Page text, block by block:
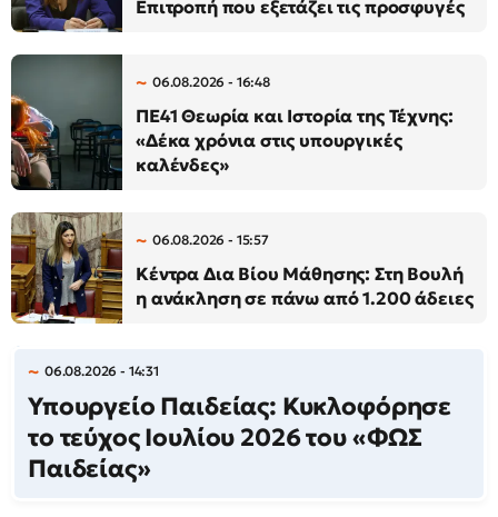
Επιτροπή που εξετάζει τις προσφυγές
06.08.2026 - 16:48
ΠΕ41 Θεωρία και Ιστορία της Τέχνης:
«Δέκα χρόνια στις υπουργικές
καλένδες»
06.08.2026 - 15:57
Κέντρα Δια Βίου Μάθησης: Στη Βουλή
η ανάκληση σε πάνω από 1.200 άδειες
06.08.2026 - 14:31
Υπουργείο Παιδείας: Κυκλοφόρησε
το τεύχος Ιουλίου 2026 του «ΦΩΣ
Παιδείας»